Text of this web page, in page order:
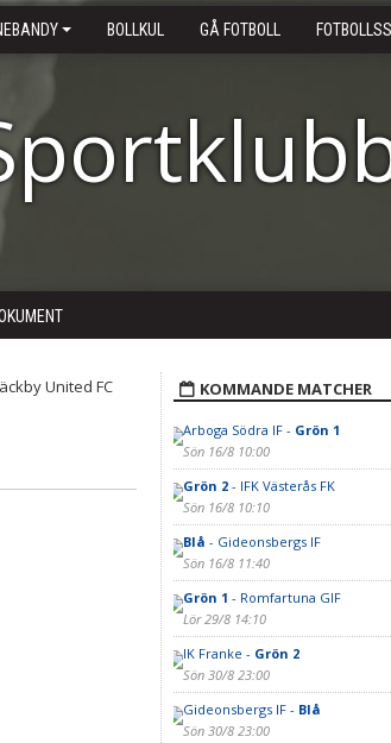
BOLLKUL GÅ FOTBOLL
KOMMANDE MATCHER
Arboga Södra IF - Grön 1
Sön 16/8 10:00
Grön 2- IFK Västerås FK
Sön 16/8 10:10
Blå - Gideonsbergs IF
Sön 16/8 11:40
Grön 1 - Romfartuna GIF
Lör 29/8 14:10
IK Franke - Grön 2
Sön 30/8 23:00
Gideonsbergs IF - Blå
Sön 30/8 23:00